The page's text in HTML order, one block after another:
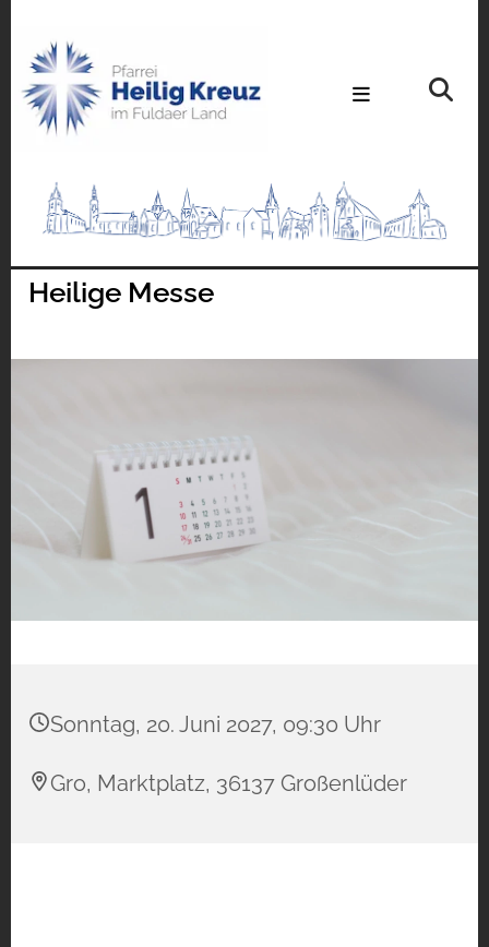
Heilige Messe
Sonntag, 20. Juni 2027, 09:30 Uhr
Gro, Marktplatz, 36137 Großenlüder